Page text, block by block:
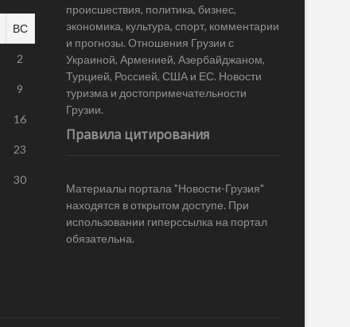
ВС
2
9
16
23
30
происшествия, политика, бизнес,
экономика, культура, спорт, комментарии
и прогнозы. Отношения Грузии с
Украиной, Арменией, Азербайджаном,
Турцией, Россией, США и ЕС. Новости
туризма и достопримечательности
Грузии.
Правила цитирования
Материалы портала "Новости-Грузия"
находятся в открытом доступе. При
использовании гиперссылка на портал
обязательна.